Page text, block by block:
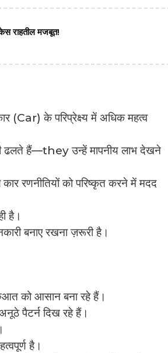
केस राहतील मजबूत!
(Car) के परिप्रेक्ष्य में अधिक महत्व
ढलते हैं—they उन्हें मापनीय लाभ देखने
रणनीतियों को परिष्कृत करने में मदद
है।
बनाए रखना ज़रूरी है।
को आसान बना रहे हैं।
पैटर्न दिख रहे हैं।
है।